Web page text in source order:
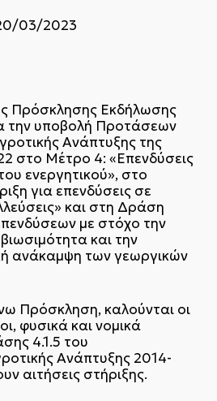
03/2023
Πρόσκλησης Εκδήλωσης
την υποβολή Προτάσεων
Ανάπτυξης της
στο Μέτρο 4: «Επενδύσεις
ενεργητικού», στο
για επενδύσεις σε
και στη Δράση
με στόχο την
και την
ανάκαμψη των γεωργικών
Πρόσκληση, καλούνται οι
φυσικά και νομικά
4.1.5 του
Ανάπτυξης 2014-
αιτήσεις στήριξης.